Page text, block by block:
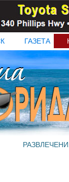
ГАЗЕТА